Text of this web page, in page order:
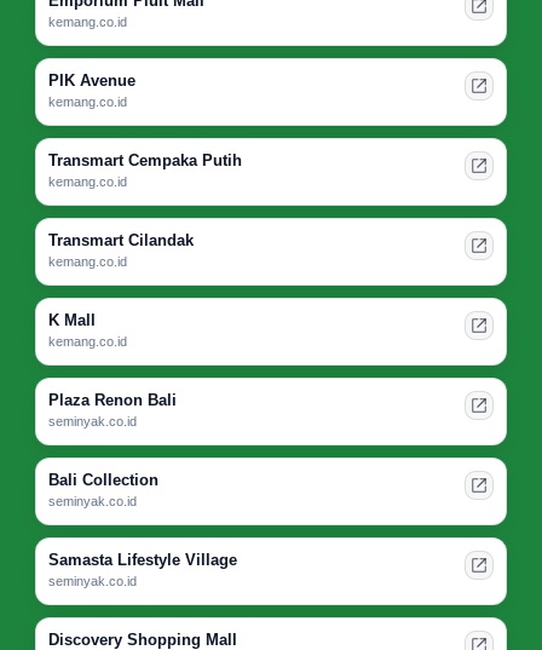
kemang.co.id
PIK Avenue
kemang.co.id
Transmart Cempaka Putih
kemang.co.id
Transmart Cilandak
kemang.co.id
K Mall
kemang.co.id
Plaza Renon Bali
seminyak.co.id
Bali Collection
seminyak.co.id
Samasta Lifestyle Village
seminyak.co.id
Discovery Shopping Mall